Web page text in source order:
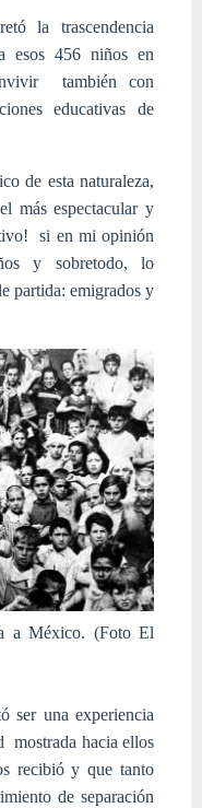
la trascendencia
esos 456 niños en
también con
educativas de
de esta naturaleza,
más espectacular y
si en mi opinión
y sobretodo, lo
partida: emigrados y
a México. (Foto El
ser una experiencia
mostrada hacia ellos
recibió y que tanto
de separación